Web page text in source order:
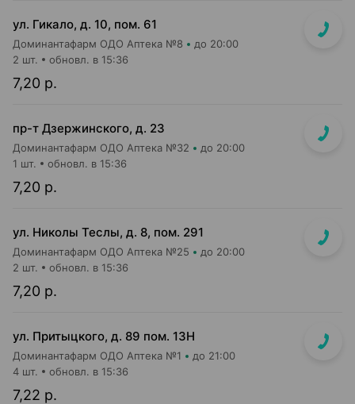
ул. Гикало, д. 10, пом. 61
Доминантафарм ОДО Аптека №8 до 20:00
7,20 р.
2 шт. обновл. в 15:36
пр-т Дзержинского, д. 23
Доминантафарм ОДО Аптека №32 до 20:00
7,20 р.
1 шт. обновл. в 15:36
ул. Николы Теслы, д. 8, пом. 291
Доминантафарм ОДО Аптека №25 до 20:00
7,20 р.
2 шт. обновл. в 15:36
ул. Притыцкого, д. 89 пом. 13Н
Доминантафарм ОДО Аптека №1 до 21:00
7,22 р.
4 шт. обновл. в 15:36